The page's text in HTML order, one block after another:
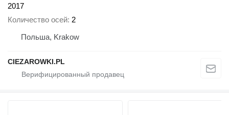
2017
Количество осей 2
Польша, Krakow
CIEZAROWKI.PL